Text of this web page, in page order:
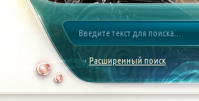
Расширенный поиск